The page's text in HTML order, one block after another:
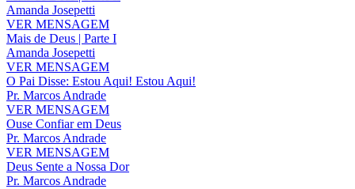
Amanda Josepetti
VER MENSAGEM
Mais de Deus | Parte I
Amanda Josepetti
VER MENSAGEM
O Pai Disse: Estou Aqui! Estou Aqui!
Pr. Marcos Andrade
VER MENSAGEM
Ouse Confiar em Deus
Pr. Marcos Andrade
VER MENSAGEM
Deus Sente a Nossa Dor
Pr. Marcos Andrade